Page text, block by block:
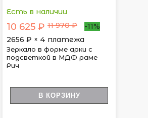
Есть в наличии
10 625 ₽ 11 970 ₽
-11%
2656 ₽ × 4 платежа
Зеркало в форме арки с
подсветкой в МДФ раме
Рич
В КОРЗИНУ